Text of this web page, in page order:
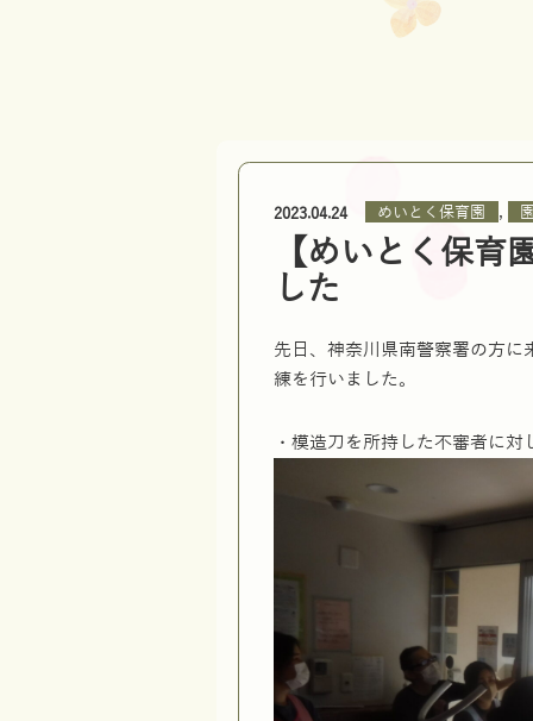
2023.04.24 めいとく保育園 ,
【めいとく保育
した
先日、神奈川県南警察署の方に
練を行いました。
・模造刀を所持した不審者に対